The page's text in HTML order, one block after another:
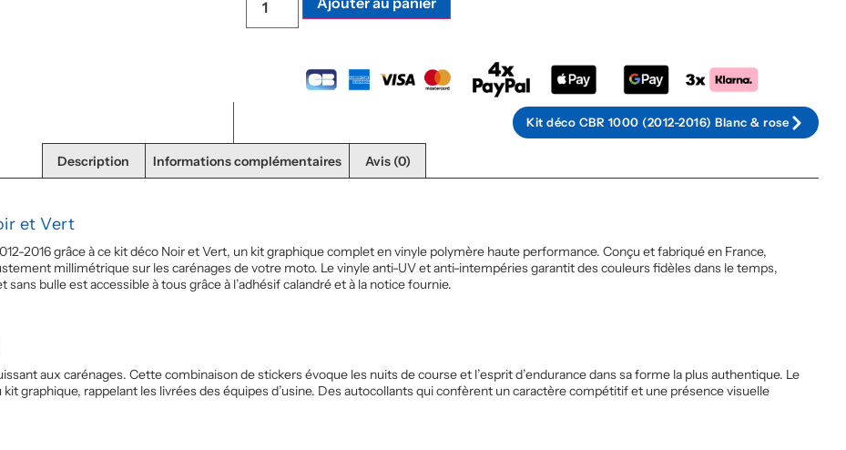
Kit déco CBR 1000 (2012-2016) Blanc & rose
Description Informations complémentaires Avis (0)
et Vert
2016 grâce à ce kit déco Noir et Vert, un kit graphique complet en vinyle polymère haute performance. Conçu et fabriqué en France,
millimétrique sur les carénages de votre moto. Le vinyle anti-UV et anti-intempéries garantit des couleurs fidèles dans le temps,
bulle est accessible à tous grâce à l’adhésif calandré et à la notice fournie.
aux carénages. Cette combinaison de stickers évoque les nuits de course et l’esprit d’endurance dans sa forme la plus authentique. Le
graphique, rappelant les livrées des équipes d’usine. Des autocollants qui confèrent un caractère compétitif et une présence visuelle